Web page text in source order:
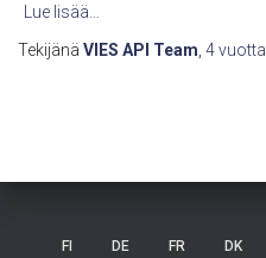
Lue lisää…
Tekijänä VIES API Team 4 vuotta
FI DE FR DK